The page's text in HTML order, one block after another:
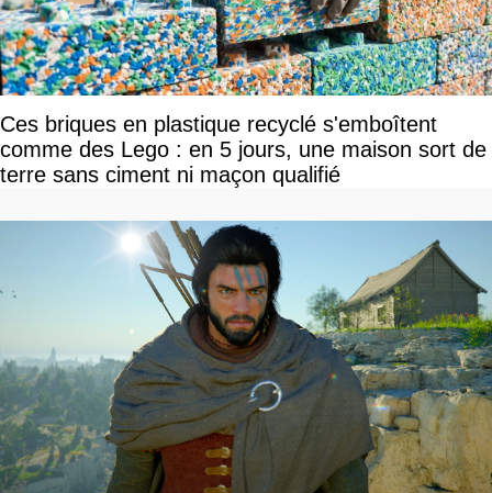
Ces briques en plastique recyclé s'emboîtent
comme des Lego : en 5 jours, une maison sort de
terre sans ciment ni maçon qualifié